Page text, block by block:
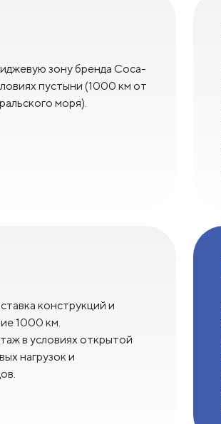
зону бренда Coca-
пустыни (1000 км от
моря).
конструкций и
1000 км.
в условиях открытой
нагрузок и